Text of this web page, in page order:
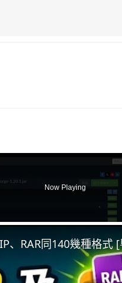
Now Playing
、RAR同140幾種格式